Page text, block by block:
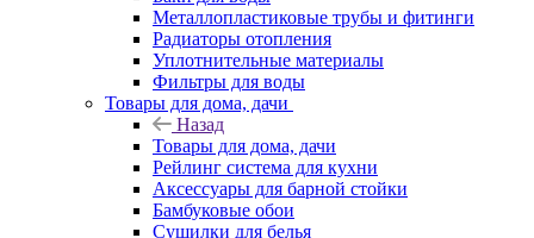
Металлопластиковые трубы и фитинги
Радиаторы отопления
Уплотнительные материалы
Фильтры для воды
Товары для дома, дачи
Назад
Товары для дома, дачи
Рейлинг система для кухни
Аксессуары для барной стойки
Бамбуковые обои
Сушилки для белья